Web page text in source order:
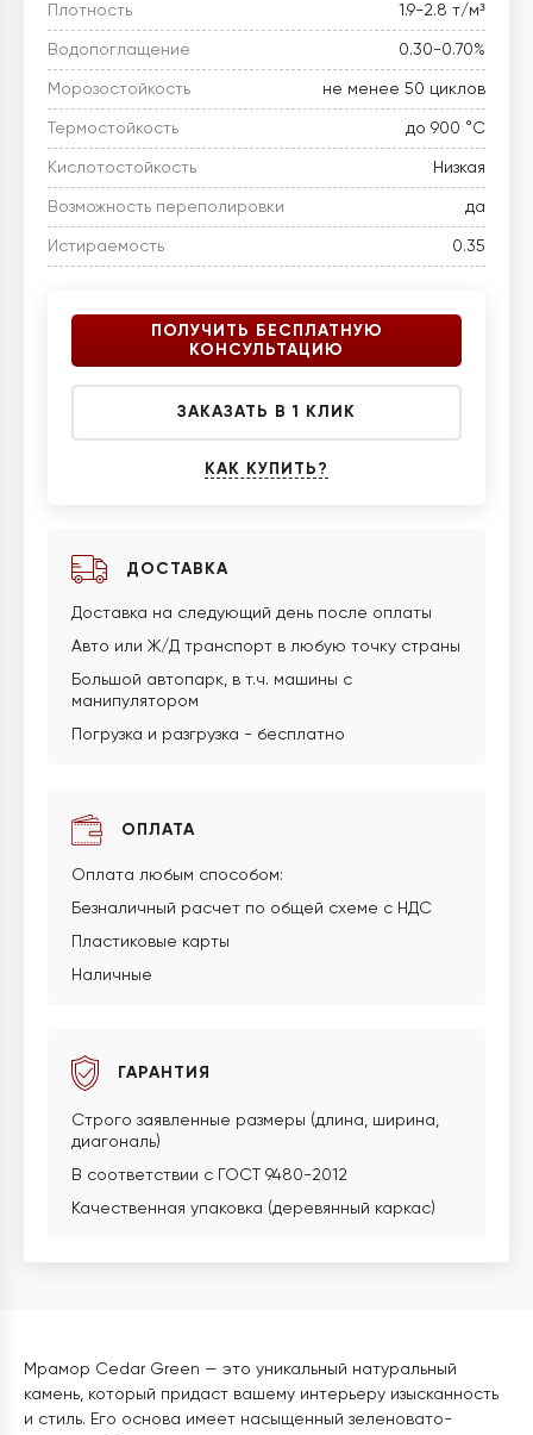
Плотность 1.9-2.8 т/м³
Водопоглащение 0.30-0.70%
Морозостойкость не менее 50 циклов
Термостойкость до 900 °C
Кислотостойкость Низкая
Возможность переполировки да
Истираемость 0.35
ПОЛУЧИТЬ БЕСПЛАТНУЮ
КОНСУЛЬТАЦИЮ
ЗАКАЗАТЬ В 1 КЛИК
КАК КУПИТЬ?
ДОСТАВКА
Доставка на следующий день после оплаты
Авто или Ж/Д транспорт в любую точку страны
Большой автопарк, в т.ч. машины с
манипулятором
Погрузка и разгрузка - бесплатно
ОПЛАТА
Оплата любым способом:
Безналичный расчет по общей схеме с НДС
Пластиковые карты
Наличные
ГАРАНТИЯ
Строго заявленные размеры (длина, ширина,
диагональ)
В соответствии с ГОСТ 9480-2012
Качественная упаковка (деревянный каркас)
Мрамор Cedar Green — это уникальный натуральный
камень, который придаст вашему интерьеру изысканность
и стиль. Его основа имеет насыщенный зеленовато-